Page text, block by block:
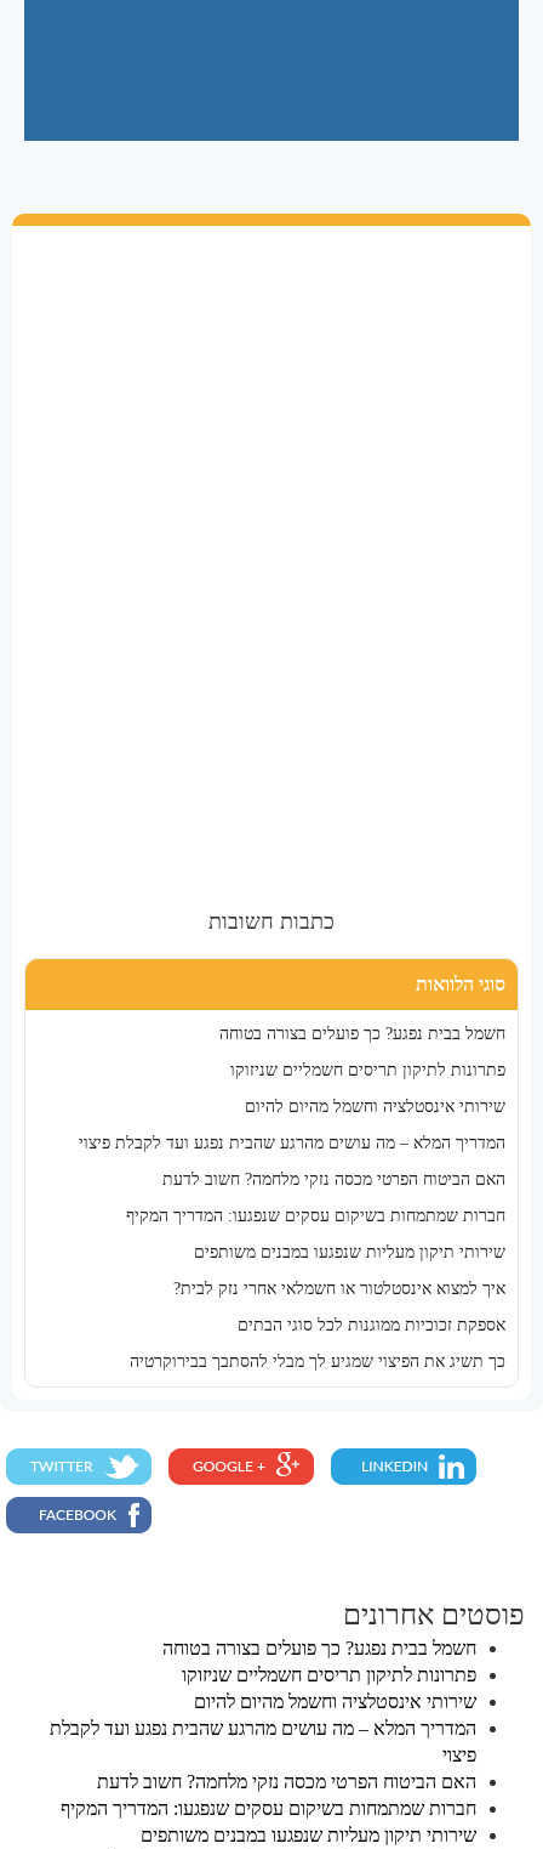
כתבות חשובות
סוגי הלוואות
חשמל בבית נפגע? כך פועלים בצורה בטוחה
פתרונות לתיקון תריסים חשמליים שניזוקו
שירותי אינסטלציה וחשמל מהיום להיום
המדריך המלא – מה עושים מהרגע שהבית נפגע ועד לקבלת פיצוי
האם הביטוח הפרטי מכסה נזקי מלחמה? חשוב לדעת
חברות שמתמחות בשיקום עסקים שנפגעו: המדריך המקיף
שירותי תיקון מעליות שנפגעו במבנים משותפים
איך למצוא אינסטלטור או חשמלאי אחרי נזק לבית?
אספקת זכוכיות ממוגנות לכל סוגי הבתים
כך תשיג את הפיצוי שמגיע לך מבלי להסתבך בבירוקרטיה
פוסטים אחרונים
חשמל בבית נפגע? כך פועלים בצורה בטוחה
פתרונות לתיקון תריסים חשמליים שניזוקו
שירותי אינסטלציה וחשמל מהיום להיום
המדריך המלא – מה עושים מהרגע שהבית נפגע ועד לקבלת
פיצוי
האם הביטוח הפרטי מכסה נזקי מלחמה? חשוב לדעת
חברות שמתמחות בשיקום עסקים שנפגעו: המדריך המקיף
שירותי תיקון מעליות שנפגעו במבנים משותפים